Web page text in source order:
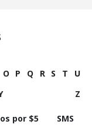
O P Q R S T
U
Z
por ⁦$5⁩ SMS